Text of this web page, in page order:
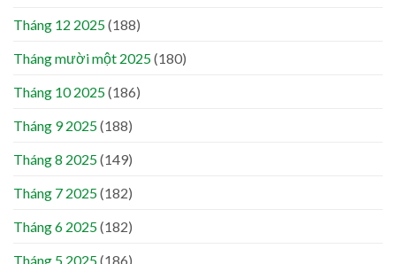
Tháng 12 2025(188)
Tháng mười một 2025(180)
Tháng 10 2025(186)
Tháng 9 2025(188)
Tháng 8 2025(149)
Tháng 7 2025(182)
Tháng 6 2025(182)
Tháng 5 2025(186)